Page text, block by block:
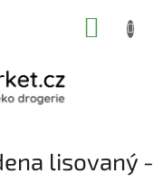
lisovaný -